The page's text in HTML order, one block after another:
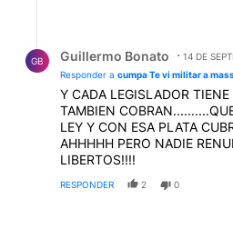
GB Guillermo Bonato
14 DE
Responder a cumpa Te vi militar a
Y CADA LEGISLADOR
TAMBIEN
LEY Y CON ESA PLATA
AHHHHH PERO NADIE
LIBERTOS!!!!
RESPONDER 2 0